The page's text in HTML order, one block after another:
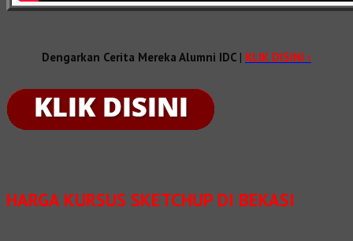
Dengarkan Cerita Mereka Alumni IDC | KLIK DISINI ›
HARGA KURSUS SKETCHUP DI BEKASI